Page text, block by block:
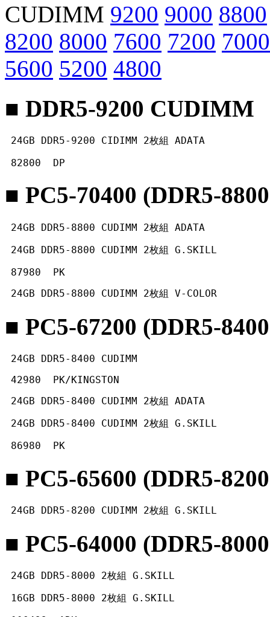
CUDIMM 9200 9000 8800
8200 8000 7600 7200 7000
5600 5200 4800
■ DDR5-9200 CUDIMM
24GB DDR5-9200 CIDIMM 2枚組 ADATA
82800  DP
■ PC5-70400 (DDR5-
24GB DDR5-8800 CUDIMM 2枚組 ADATA
24GB DDR5-8800 CUDIMM 2枚組 G.SKILL
87980  PK
24GB DDR5-8800 CUDIMM 2枚組 V-COLOR
■ PC5-67200 (DDR5-
24GB DDR5-8400 CUDIMM
42980  PK/KINGSTON
24GB DDR5-8400 CUDIMM 2枚組 ADATA
24GB DDR5-8400 CUDIMM 2枚組 G.SKILL
86980  PK
■ PC5-65600 (DDR5-
24GB DDR5-8200 CUDIMM 2枚組 G.SKILL
■ PC5-64000 (DDR5-
24GB DDR5-8000 2枚組 G.SKILL
16GB DDR5-8000 2枚組 G.SKILL